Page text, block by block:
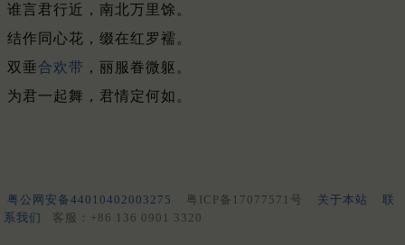
谁言君行近，南北万里馀。
结作同心花，缀在红罗襦。
双垂合欢带 ，丽服眷微躯。
为君一起舞，君情定何如。
粤公网安备44010402003275 粤ICP备17077571号 关于本站
联
系我们
客服：+86 136 0901 3320